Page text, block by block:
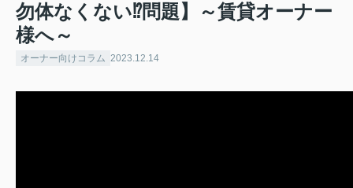
勿体なくない⁉問題】～賃貸オーナー
様へ～
オーナー向けコラム 2023.12.14